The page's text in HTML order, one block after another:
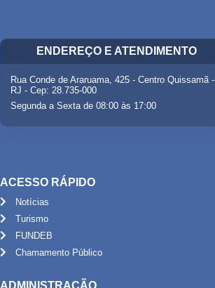
ENDEREÇO E ATENDIMENTO
Rua Conde de Araruama, 425 - Centro Quissamã -
RJ - Cep: 28.735-000
Segunda a Sexta de 08:00 às 17:00
ACESSO RÁPIDO
Notícias
Turismo
FUNDEB
Chamamento Público
ADMINISTRAÇÃO